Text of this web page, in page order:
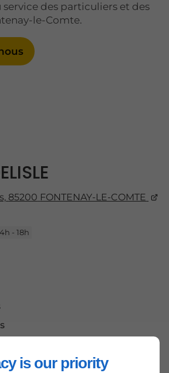
is our priority
85200 FONTENAY-LE-COMTE
- 18h
service des particuliers et des
le-Comte.